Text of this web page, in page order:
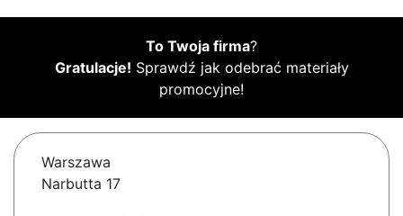
To Twoja firma?
Gratulacje! Sprawdź jak odebrać materiały
promocyjne!
Warszawa
Narbutta 17